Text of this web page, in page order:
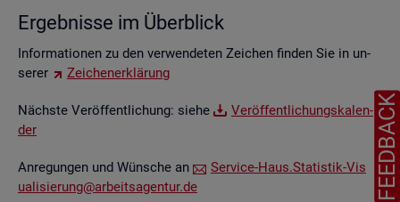
Er­geb­nis­se im Über­blick
In­for­ma­tio­nen zu den ver­wen­de­ten Zei­chen fin­den Sie in un­
se­rer
Zei­chen­er­klä­rung
Nächs­te Ver­öf­fent­li­chung: siehe
Ver­öf­fent­li­chungs­ka­len­
der
An­re­gun­gen und Wün­sche an
Ser­vice-Haus.​Statistik-​Vis​
uali​sier​ung@​arb​eits​agen​tur.​de
FEEDBACK